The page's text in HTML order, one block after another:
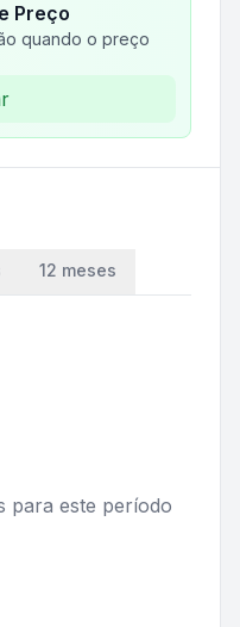
Preço
quando o preço
12 meses
para este período